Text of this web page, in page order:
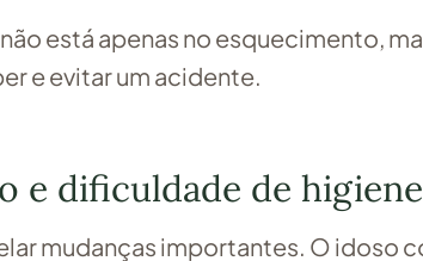
está apenas no esquecimento,
e evitar um acidente.
e dificuldade de higiene
mudanças importantes. O idoso